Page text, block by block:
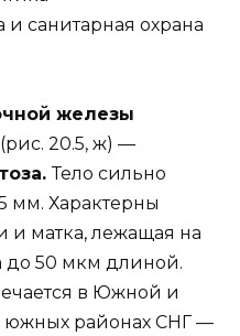
санитарная охрана
железы
(рис. 20.5, ж) —
Тело сильно
мм. Характерны
и матка, лежащая на
до 50 мкм длиной.
в Южной и
южных районах СНГ —